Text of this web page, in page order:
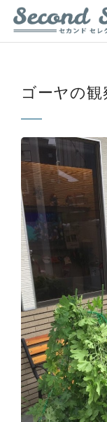
ゴーヤの観